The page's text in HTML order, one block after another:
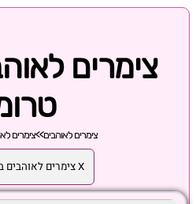
צימרים
צימרים לאוהבים>>צימרים
X צימרים לאוהבים בכפר טרומן